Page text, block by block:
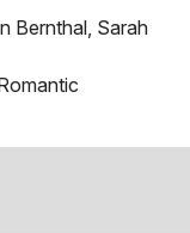
Bernthal, Sarah